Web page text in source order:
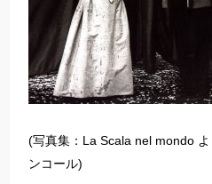
(写真集：La Scala nel mondo
ンコール)